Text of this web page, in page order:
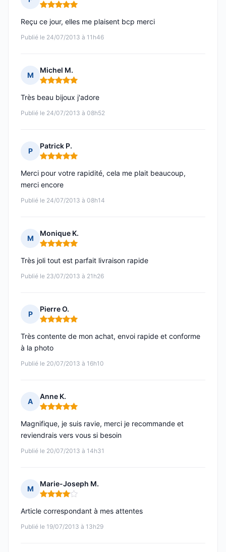
Note : 5 sur 5
Publié le 24/07/2013 à 11h46
Reçu ce jour, elles me plaisent bcp merci
M
Michel M.
Note : 5 sur 5
Publié le 24/07/2013 à 08h52
Très beau bijoux j'adore
P
Patrick P.
Note : 5 sur 5
Publié le 24/07/2013 à 08h14
Merci pour votre rapidité, cela me plait beaucoup,
merci encore
M
Monique K.
Note : 5 sur 5
Publié le 23/07/2013 à 21h26
Très joli tout est parfait livraison rapide
P
Pierre O.
Note : 5 sur 5
Publié le 20/07/2013 à 16h10
Très contente de mon achat, envoi rapide et conforme
à la photo
A
Anne K.
Note : 5 sur 5
Publié le 20/07/2013 à 14h31
Magnifique, je suis ravie, merci je recommande et
reviendrais vers vous si besoin
M
Marie-Joseph M.
Note : 4 sur 5
Publié le 19/07/2013 à 13h29
Article correspondant à mes attentes